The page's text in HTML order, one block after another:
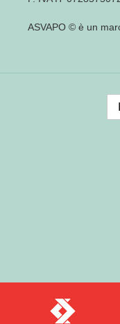
ASVAPO © è un